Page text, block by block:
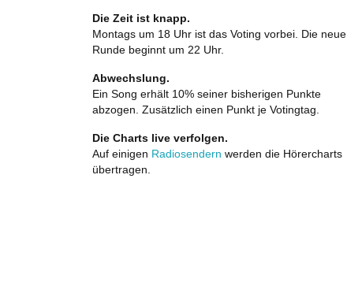
Die Zeit ist knapp.
Montags um 18 Uhr ist das Voting vorbei. Die neue
Runde beginnt um 22 Uhr.
Abwechslung.
Ein Song erhält 10% seiner bisherigen Punkte
abzogen. Zusätzlich einen Punkt je Votingtag.
Die Charts live verfolgen.
Auf einigen Radiosendern werden die Hörercharts
übertragen.